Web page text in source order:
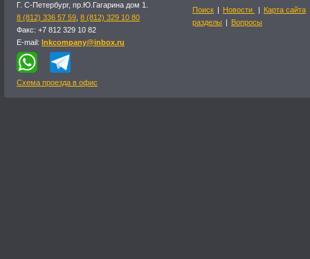
Г. С-Петербург, пр.Ю.Гагарина дом 1.
8 (812) 336 57 59 8 (812) 329 10 80
Факс: +7 812 329 10 82
E-mail: lnkcompany@inbox.ru
Схема проезда в офис
Поиск | Новости | Карта сайта
разделы | Вопросы